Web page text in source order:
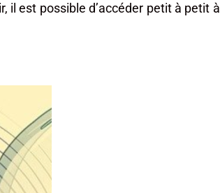
est possible d’accéder petit à petit